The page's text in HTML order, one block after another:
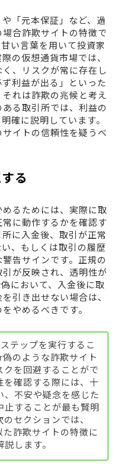
「元本保証」など、過
合詐欺サイトの特徴で
い言葉を用いて投資家
の仮想通貨市場では、
、リスクが常に存在し
利益が出る」といった
れは詐欺の兆候と考え
る取引所では、利益の
確に説明しています。
イトの信頼性を疑うべ
る
るためには、実際に取
に動作するかを確認す
に入金後、取引が正常
、もしくは取引の履歴
告サインです。正規の
が反映され、透明性が
において、入金後に取
引き出せない場合は、
やめるべきです。
テップを実行するこ
のような詐欺サイト
クを回避することがで
を確認する際には、十
、不安や疑念を感じた
止することが最も賢明
セクションでは、
詐欺サイトの特徴に
します。